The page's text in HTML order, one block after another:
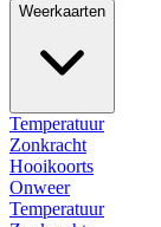
Weerkaarten
Temperatuur
Zonkracht
Hooikoorts
Onweer
Temperatuur